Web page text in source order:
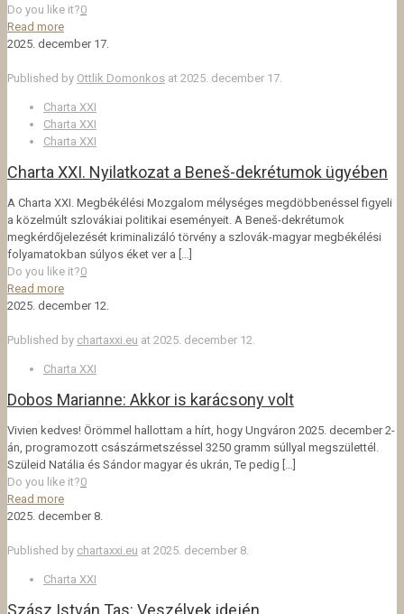
Do you like it?0
Read more
2025. december 17.
Published by Ottlik Domonkos at 2025. december 17.
Charta XXI
Charta XXI
Charta XXI
Charta XXI. Nyilatkozat a Beneš-dekrétumok ügyében
A Charta XXI. Megbékélési Mozgalom mélységes megdöbbenéssel figyeli
a közelmúlt szlovákiai politikai eseményeit. A Beneš-dekrétumok
megkérdőjelezését kriminalizáló törvény a szlovák-magyar megbékélési
folyamatokban súlyos éket ver a […]
Do you like it?0
Read more
2025. december 12.
Published by chartaxxi.eu at 2025. december 12.
Charta XXI
Dobos Marianne: Akkor is karácsony volt
Vivien kedves! Örömmel hallottam a hírt, hogy Ungváron 2025. december 2-
án, programozott császármetszéssel 3250 gramm súllyal megszülettél.
Szüleid Natália és Sándor magyar és ukrán, Te pedig […]
Do you like it?0
Read more
2025. december 8.
Published by chartaxxi.eu at 2025. december 8.
Charta XXI
Szász István Tas: Veszélyek idején